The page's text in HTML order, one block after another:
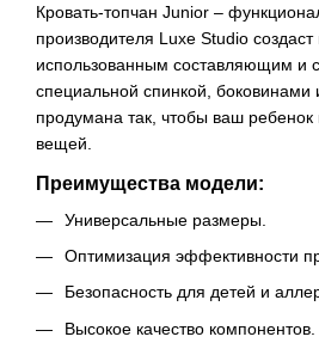
Кровать-топчан Junior –
производителя Luxe Studio
использованным составляющим и
специальной спинкой,
продумана так, чтобы ваш
вещей.
Преимущества модели:
Универсальные размеры.
Оптимизация эффективности
Безопасность для детей и
Высокое качество компонентов.